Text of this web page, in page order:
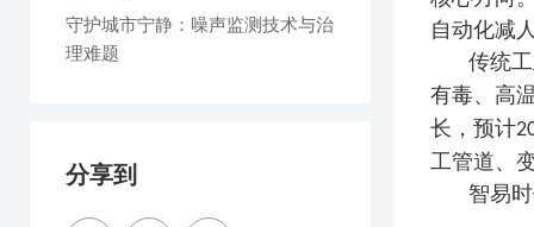
自动化减
传统
有毒、高
长，预计
工管道、
智易
守护城市宁静：噪声监测技术与治
理难题
分享到